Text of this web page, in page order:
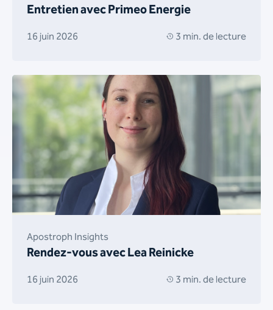
Entretien avec Primeo Energie
16 juin 2026 3 min. de lecture
Rendez-vous avec Lea Reinicke
Apostroph Insights
16 juin 2026 3 min. de lecture